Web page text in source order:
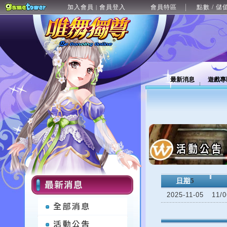
加入會員 | 會員登入 會員特區 點數 / 儲
最新消息 遊戲
日期 5
2025-11-05
11/